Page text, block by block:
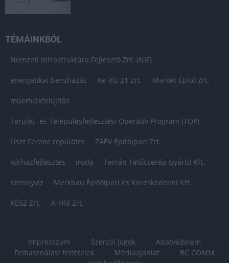
TÉMÁINKBÓL
Nemzeti Infrastruktúra Fejlesztő Zrt. (NIF)
energetikai beruházás Ke-Víz 21 Zrt. Market Építő Zrt.
műemlékfelújítás
Terület- és Településfejlesztési Operatív Program (TOP)
Liszt Ferenc repülőtér ZÁÉV Építőipari Zrt.
kórházfejlesztés iroda Terrán Tetőcserép Gyártó Kft.
szennyvíz Merkbau Építőipari és Kereskedelmi Kft.
KÉSZ Zrt. A-Híd Zrt.
Impresszum Szerzői Jogok
Adatvédelem
Felhasználási feltételek
Médiaajánlat
BC COMM